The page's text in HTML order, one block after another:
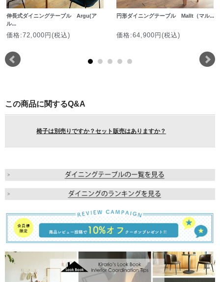
伸長式ダイニングテーブル Argu(ア
ル...
価格:72,000円(税込)
円形ダイニングテーブル Mallt（マル...
価格:64,900円(税込)
この商品に関するQ&A
椅子は別売りですか？セット販売はありますか？